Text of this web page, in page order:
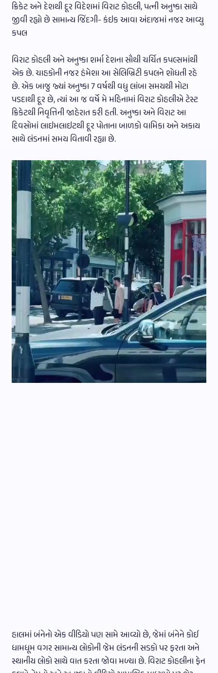
ક્રિકેટ અને દેશથી દૂર વિદેશમાં વિરાટ કોહલી, પત્ની અનુષ્કા સાથે
જીવી રહ્યો છે સામાન્ય જિંદગી- કંઇક આવા અંદાજમાં નજર આવ્યુ
કપલ
વિરાટ કોહલી અને અનુષ્કા શર્મા દેશના સૌથી ચર્ચિત કપલ્સમાંથી
એક છે. ચાહકોની નજર હંમેશા આ સેલિબ્રિટી કપલને શોધતી રહે
છે. એક બાજુ જ્યાં અનુષ્કા 7 વર્ષથી વધુ લાંબા સમયથી મોટા
પડદાથી દૂર છે, ત્યાં આ જ વર્ષે મે મહિનામાં વિરાટ કોહલીએ ટેસ્ટ
ક્રિકેટથી નિવૃત્તિની જાહેરાત કરી હતી. અનુષ્કા અને વિરાટ આ
દિવસોમાં લાઇમલાઇટથી દૂર પોતાના બાળકો વામિકા અને અકાય
સાથે લંડનમાં સમય વિતાવી રહ્યા છે.
હાલમાં બંનેનો એક વીડિયો પણ સામે આવ્યો છે, જેમાં બંનેને કોઈ
ધામધૂમ વગર સામાન્ય લોકોની જેમ લંડનની સડકો પર ફરતા અને
સ્થાનીય લોકો સાથે વાત કરતા જોવા મળ્યા છે. વિરાટ કોહલીના ફેન